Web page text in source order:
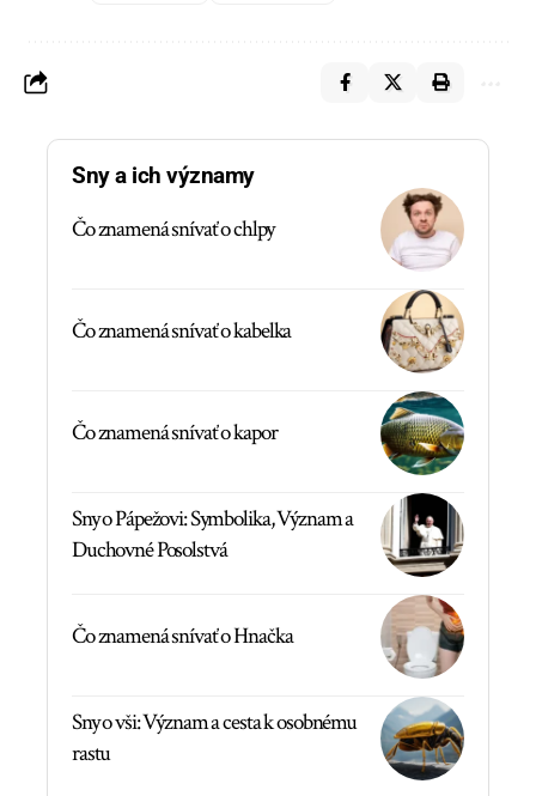
Sny a ich významy
Čo znamená snívať o chlpy
Čo znamená snívať o kabelka
Čo znamená snívať o kapor
Sny o Pápežovi: Symbolika, Význam a
Duchovné Posolstvá
Čo znamená snívať o Hnačka
Sny o vši: Význam a cesta k osobnému
rastu